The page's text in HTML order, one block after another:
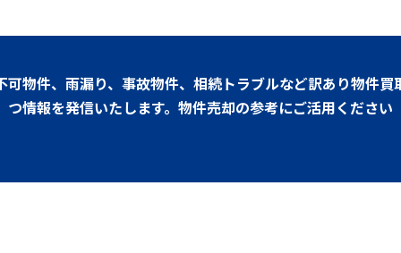
可物件、雨漏り、事故物件、相続トラブルなど訳あり物件買
つ情報を発信いたします。物件売却の参考にご活用ください